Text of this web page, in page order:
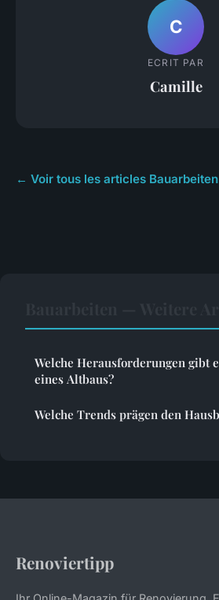
C
ECRIT PAR
Camille
← Voir tous les articles Bauarbeiten
Welche Herausforderungen gibt
eines Altbaus?
Welche Trends prägen den
Renoviertipp